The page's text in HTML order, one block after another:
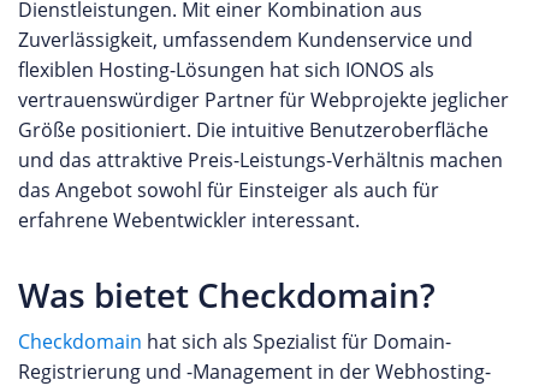
Dienstleistungen. Mit einer Kombination aus
Zuverlässigkeit, umfassendem Kundenservice und
flexiblen Hosting-Lösungen hat sich IONOS als
vertrauenswürdiger Partner für Webprojekte jeglicher
Größe positioniert. Die intuitive Benutzeroberfläche
und das attraktive Preis-Leistungs-Verhältnis machen
das Angebot sowohl für Einsteiger als auch für
erfahrene Webentwickler interessant.
Was bietet Checkdomain?
Checkdomain hat sich als Spezialist für Domain-
Registrierung und -Management in der Webhosting-